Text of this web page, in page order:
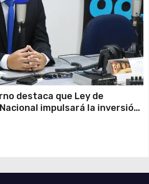
destaca que Ley de
impulsará la inversión